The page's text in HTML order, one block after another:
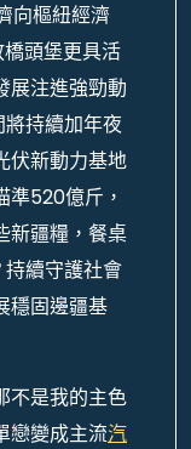
向樞紐經濟
頭堡更具活
展注進強勁動
將持續加年夜
伏新動力基地
準520億斤，
新疆糧，餐桌
持續守護社會
穩固邊疆基
不是我的主色
戀變成主流汽